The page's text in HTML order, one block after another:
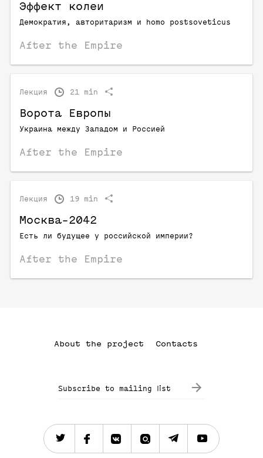
Эффект колеи
Демократия, авторитаризм и homo postsoveticus
After the Empire
Лекция 21 min
Ворота Европы
Украина между Западом и Россией
After the Empire
Лекция 19 min
Москва-2042
Есть ли будущее у российской империи?
After the Empire
About the project Contacts
Subscribe to mailing list